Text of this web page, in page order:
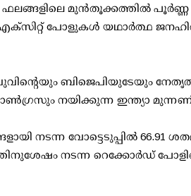
മുന്‍തൂക്കത്തില്‍
പോളുകള്‍ യഥാര്‍ത്ഥ
ബിജെപിയുടേയും
നയിക്കുന്ന ഇന്ത്യാ
നടന്ന വോട്ടെടുപ്പില്‍
നടന്ന റെക്കോര്‍ഡ്